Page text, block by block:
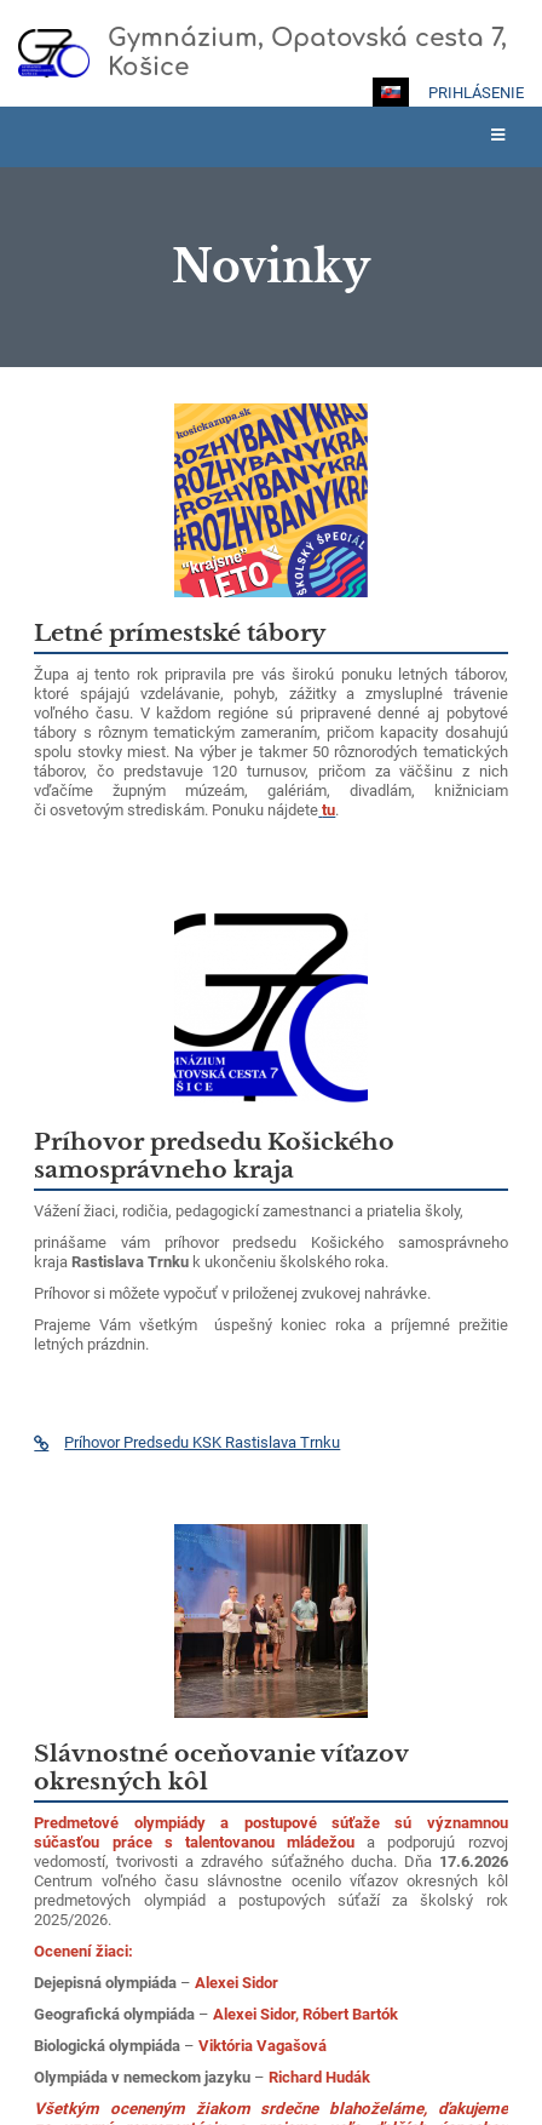
Gymnázium, Opatovská cesta 7,
Košice
PRIHLÁSENIE
Novinky
Letné prímestské tábory
Župa aj tento rok pripravila pre vás širokú ponuku letných táborov,
ktoré spájajú vzdelávanie, pohyb, zážitky a zmysluplné trávenie
voľného času. V každom regióne sú pripravené denné aj pobytové
tábory s rôznym tematickým zameraním, pričom kapacity dosahujú
spolu stovky miest. Na výber je takmer 50 rôznorodých tematických
táborov, čo predstavuje 120 turnusov, pričom za väčšinu z nich
vďačíme župným múzeám, galériám, divadlám, knižniciam
či osvetovým strediskám. Ponuku nájdete tu.
Príhovor predsedu Košického
samosprávneho kraja
Vážení žiaci, rodičia, pedagogickí zamestnanci a priatelia školy,
prinášame vám príhovor predsedu Košického samosprávneho
krajaRastislava Trnku k ukončeniu školského roka.
Príhovor si môžete vypočuť v priloženej zvukovej nahrávke.
Prajeme Vám všetkým úspešný koniec roka a príjemné prežitie
letných prázdnin.
Príhovor Predsedu KSK Rastislava Trnku
Slávnostné oceňovanie víťazov
okresných kôl
Predmetové olympiády a postupové súťaže sú významnou
súčasťou práce s talentovanou mládežou a podporujú rozvoj
vedomostí, tvorivosti a zdravého súťažného ducha. Dňa 17.6.2026
Centrum voľného času slávnostne ocenilo víťazov okresných kôl
predmetových olympiád a postupových súťaží za školský rok
2025/2026.
Ocenení žiaci:
Dejepisná olympiáda –Alexei Sidor
Geografická olympiáda –Alexei Sidor, Róbert Bartók
Biologická olympiáda –Viktória Vagašová
Olympiáda v nemeckom jazyku – Richard Hudák
Všetkým oceneným žiakom srdečne blahoželáme, ďakujeme